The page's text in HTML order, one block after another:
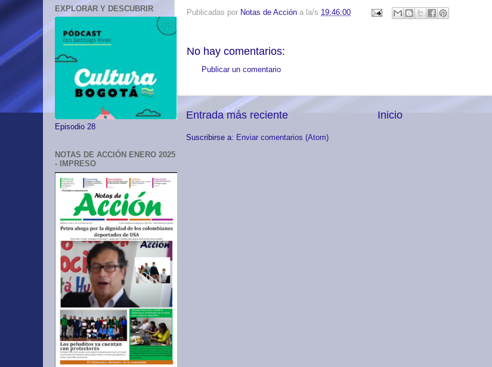
Publicadas por Notas de Acción a la/s 19:46:00
No hay comentarios:
Publicar un comentario
Entrada más reciente Inicio
Suscribirse a: Enviar comentarios (Atom)
EXPLORAR Y DESCUBRIR
Episodio 28
NOTAS DE ACCIÓN ENERO 2025
- IMPRESO